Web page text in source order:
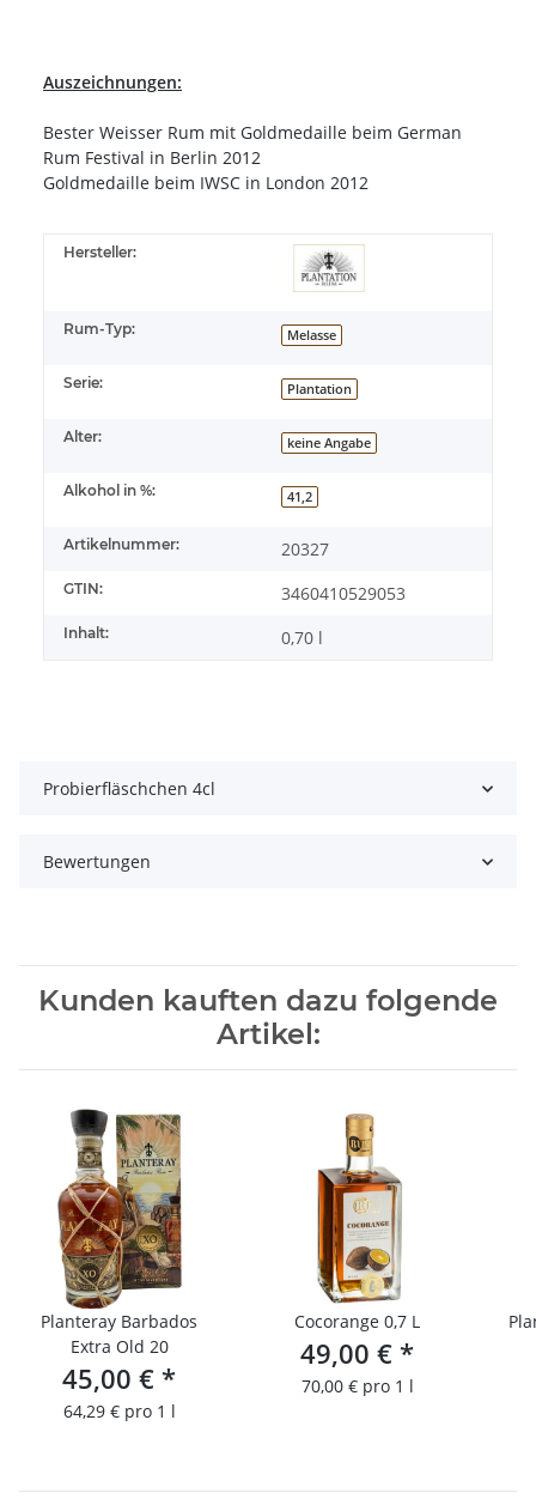
Auszeichnungen:
Bester Weisser Rum mit Goldmedaille beim German
Rum Festival in Berlin 2012
Goldmedaille beim IWSC in London 2012
Hersteller:
Rum-Typ: Melasse
Serie: Plantation
Alter: keine Angabe
Alkohol in %: 41,2
Artikelnummer: 20327
GTIN: 3460410529053
Inhalt: 0,70 l
Probierfläschchen 4cl
Bewertungen
Kunden kauften dazu folgende
Artikel:
Planteray Barbados
Extra Old 20
45,00 € *
64,29 € pro 1 l
Cocorange 0,7 L
49,00 € *
70,00 € pro 1 l